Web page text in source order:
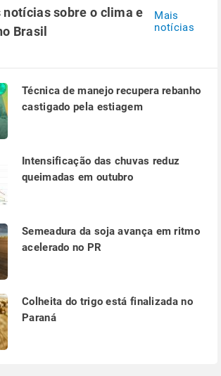
notícias sobre o clima e
Brasil
Mais
notícias
Técnica de manejo recupera rebanho
castigado pela estiagem
Intensificação das chuvas reduz
queimadas em outubro
Semeadura da soja avança em ritmo
acelerado no PR
Colheita do trigo está finalizada no
Paraná